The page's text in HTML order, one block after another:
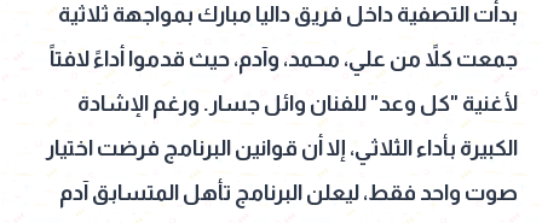
بدأت التصفية داخل فريق داليا مبارك بمواجهة ثلاثية
جمعت كلاً من علي، محمد، وآدم، حيث قدموا أداءً لافتاً
لأغنية "كل وعد" للفنان وائل جسار. ورغم الإشادة
الكبيرة بأداء الثلاثي، إلا أن قوانين البرنامج فرضت اختيار
صوت واحد فقط، ليعلن البرنامج تأهل المتسابق آدم